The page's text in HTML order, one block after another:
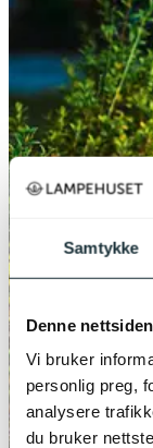
Samtykke
Denne
Vi bruker
personlig preg,
analysere
du bruker